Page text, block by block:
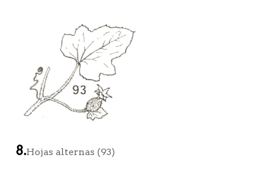
8.Hojas alternas (93)